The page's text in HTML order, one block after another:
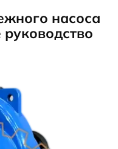
насоса